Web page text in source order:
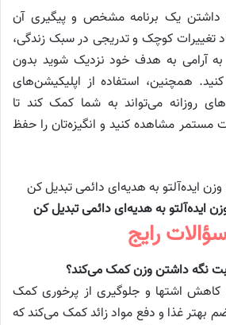
داشتن یک برنامه مشخص و پیگیری آن
تغییرات کوچک و تدریجی در سبک زندگی،
آرامی به هدف خود نزدیک شوید بدون
همچنین، استفاده از اپلیکیشن‌های
روزانه می‌تواند به شما کمک کند تا
مشاهده کنید و انگیزه‌تان را حفظ
ایده‌آلتو به هدیه‌ای دائمی تبدیل کن
رایج
نگه داشتن وزن کمک می‌کند؟
کاهش اشتها و جلوگیری از پرخوری کمک
بهتر غذا و دفع مواد زائد کمک می‌کند که